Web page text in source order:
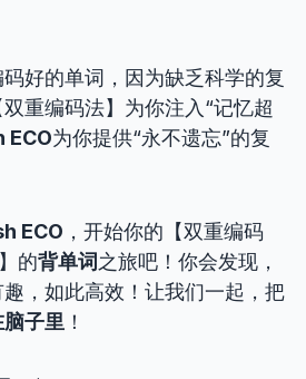
好的单词，因为缺乏科学的复
重编码法】为你注入“记忆超
ECO为你提供“永不遗忘”的复
ECO ，开始你的【双重编码
的背单词 之旅吧！你会发现，
，如此高效！让我们一起，把
子里 ！